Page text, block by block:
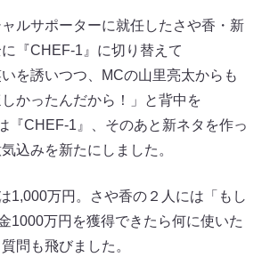
ルサポーターに就任したさや香・新
『CHEF-1』に切り替えて
を誘いつつ、MCの山里亮太からも
しかったんだから！」と背中を
『CHEF-1』、そのあと新ネタを作っ
込みを新たにしました。
1,000万円。さや香の２人には「もし
1000万円を獲得できたら何に使いた
問も飛びました。